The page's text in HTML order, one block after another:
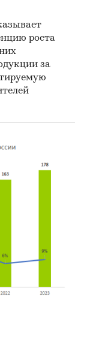
роста
за